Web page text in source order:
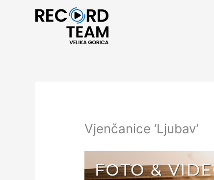
Vjenčanice ‘Ljubav’